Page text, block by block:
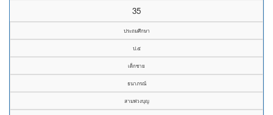
35
ประถมศึกษา
ป.๕
เด็กชาย
ธนาภรณ์
สามพ่วงบุญ